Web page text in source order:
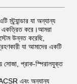
স্ট্র্যান্ডার যা অন্যান্য
একত্রিত করে।আমরা
উন্নত করেছি,
যা আমাদের একটি
সোজা, প্রাক-স্পিরালযুক্ত
ACSR এবং অন্যান্য